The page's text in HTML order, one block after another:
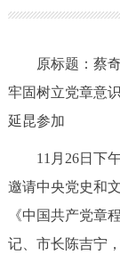
政务公开
市领导
政策兑现
政务服务
原标题：蔡奇
牢固树立党章意
延昆参加
11月26日下午
邀请中央党史和
《中国共产党章
记、市长陈吉宁